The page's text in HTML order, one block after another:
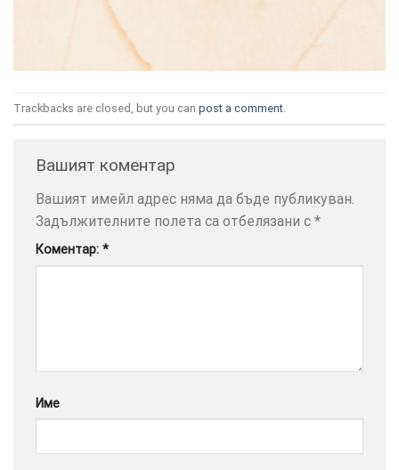
Trackbacks are closed, but you can post a comment
Вашият коментар
Вашият имейл адрес няма да бъде публикуван.
Задължителните полета са отбелязани с *
Коментар: *
Име
ПОВЕЧЕ
ДА
НАМЕРИТЕ
ТУК.
УСЛУГИ ОПЦИИ